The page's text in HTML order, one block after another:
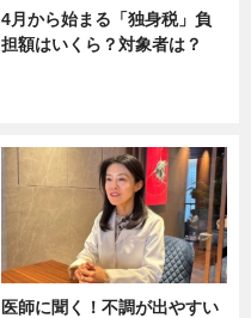
4月から始まる「独身税」負
担額はいくら？対象者は？
医師に聞く！不調が出やすい